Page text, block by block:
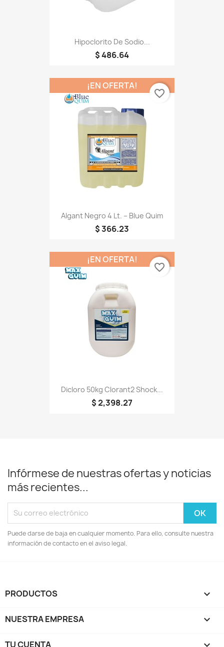
Hipoclorito De Sodio...
$ 486.64
Algant Negro 4 Lt. – Blue Quim
$ 366.23
¡EN OFERTA!
favorite_border
Dicloro 50kg Clorant2 Shock...
$ 2,398.27
¡EN OFERTA!
favorite_border
Infórmese de nuestras ofertas y noticias
más recientes...
Puede darse de baja en cualquier momento. Para ello, consulte nuestra
información de contacto en el aviso legal.
PRODUCTOS 
NUESTRA EMPRESA 
TU CUENTA